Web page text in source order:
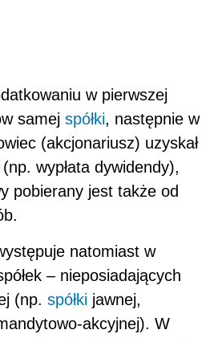
w pierwszej
samej spółki, następnie w
(akcjonariusz) uzyskał
wypłata dywidendy),
pobierany jest także od
natomiast w
– nieposiadających
(np. spółki jawnej,
akcyjnej). W